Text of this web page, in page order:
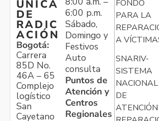
ÚNICA
DE
RADIC
ACIÓN
Bogotá:
Carrera
85D No.
46A – 65
Complejo
logístico
San
Cayetano
6:00 p.m.
Sábado,
Domingo y
Festivos
Auto
consulta
Puntos de
Atención y
Centros
Regionales
FONDO
PARA LA
A
SNARIV-
SISTEMA
NACIONAL
DE
ATENCIÓN